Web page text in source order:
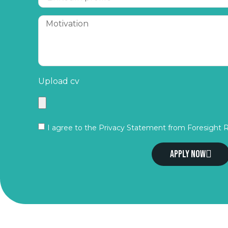
Upload cv
I agree to the Privacy Statement from Foresight
Apply now